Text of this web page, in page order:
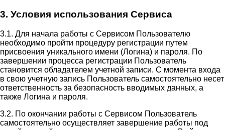
3. Условия использования Сервиса
3.1. Для начала работы с Сервисом Пользователю
необходимо пройти процедуру регистрации путем
присвоения уникального имени (Логина) и пароля. По
завершении процесса регистрации Пользователь
становится обладателем учетной записи. С момента входа
в свою учетную запись Пользователь самостоятельно несет
ответственность за безопасность вводимых данных, а
также Логина и пароля.
3.2. По окончании работы с Сервисом Пользователь
самостоятельно осуществляет завершение работы под